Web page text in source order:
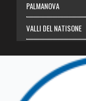
PALMANOVA
VALLI DEL NATISONE
TRICESIMO
TARCENTO